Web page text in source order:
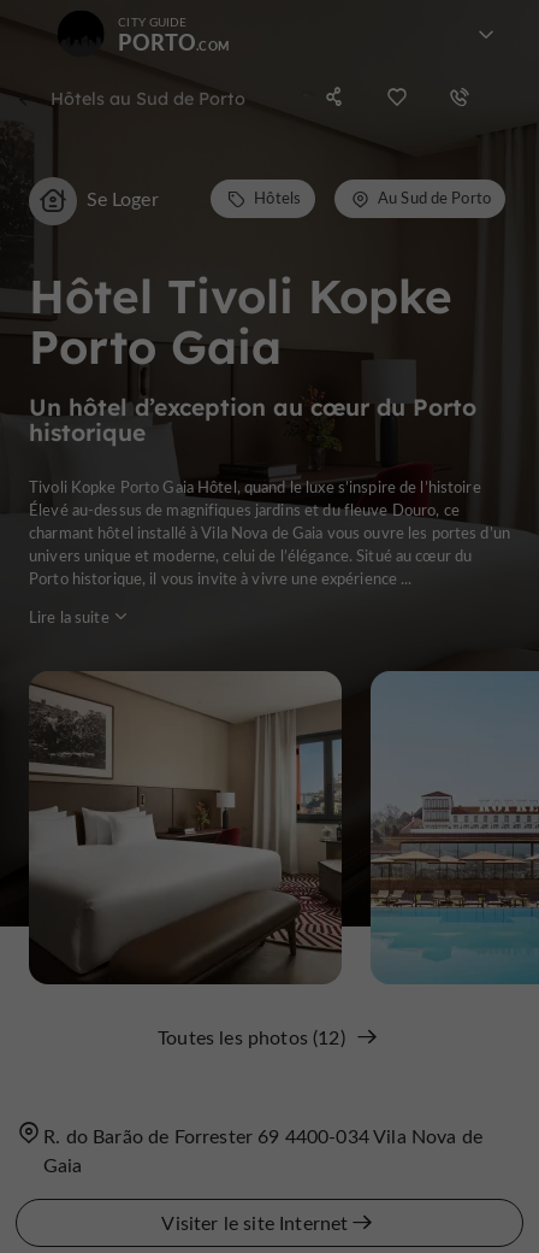
CITY GUIDE
PORTO
Hôtels au Sud de Porto
Hôtel Tivoli Kopke
Porto Gaia
Un hôtel d’exception au cœur du Porto
historique
Se Loger Hôtels Au Sud de Porto
Tivoli Kopke Porto Gaia Hôtel, quand le luxe s’inspire de l’histoire
Élevé au-dessus de magnifiques jardins et du fleuve Douro, ce
charmant hôtel installé à Vila Nova de Gaia vous ouvre les portes d’un
univers unique et moderne, celui de l’élégance. Situé au cœur du
Porto historique, il vous invite à vivre une expérience ...
Lire la suite
Toutes les photos (12)
R. do Barão de Forrester 69 4400-034 Vila Nova de
Gaia
Visiter le site Internet